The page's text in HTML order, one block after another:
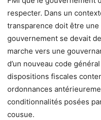
respecter. Dans un
transparence doit être
gouvernement se devait
marche vers une
d’un nouveau code
dispositions fiscales
ordonnances
conditionnalités posées
cousue.